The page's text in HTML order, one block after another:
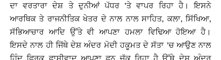
ਦਾ ਵਰਤਾਰਾ ਦੇਸ਼ ਤੇ ਦੁਨੀਆਂ ਪੱਧਰ ’ਤੇ ਵਾਪਰ ਰਿਹਾ ਹੈ। ਇਸਨੇ
ਆਰਥਿਕ ਤੇ ਰਾਜਨੀਤਿਕ ਖੇਤਰ ਦੇ ਨਾਲ ਨਾਲ ਸਾਹਿਤ, ਕਲਾ, ਸਿੱਖਿਆ,
ਸੱਭਿਆਚਾਰ ਆਦਿ ਉੱਤੇ ਵੀ ਆਪਣਾ ਹਮਲਾ ਵਿਢਿਆ ਹੋਇਆ ਹੈ।
ਇਸਦੇ ਨਾਲ ਹੀ ਜਿੱਥੇ ਦੇਸ਼ ਅੰਦਰ ਮੋਦੀ ਹਕੂਮਤ ਦੇ ਸੱਤਾ ’ਚ ਆਉਣ ਨਾਲ